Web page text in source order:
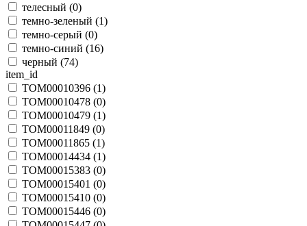
телесный (0)
темно-зеленый (1)
темно-серый (0)
темно-синий (16)
черный (74)
item_id
TOM00010396 (1)
TOM00010478 (0)
TOM00010479 (1)
TOM00011849 (0)
TOM00011865 (1)
TOM00014434 (1)
TOM00015383 (0)
TOM00015401 (0)
TOM00015410 (0)
TOM00015446 (0)